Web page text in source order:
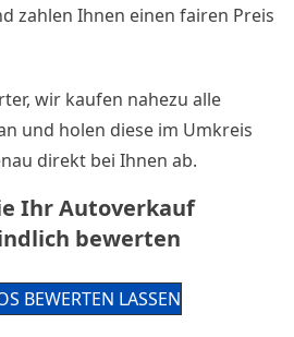
zahlen Ihnen einen fairen Preis
wir kaufen nahezu alle
und holen diese im Umkreis
direkt bei Ihnen ab.
Ihr Autoverkauf
bewerten
BEWERTEN LASSEN